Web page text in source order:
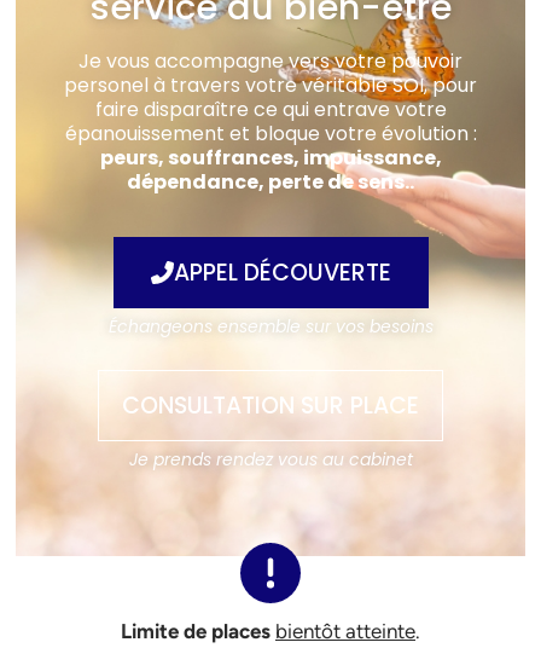
Je vous accompagne vers votre pouvoir
personel à travers votre véritable SOI, pour
faire disparaître ce qui entrave votre
épanouissement et bloque votre évolution :
peurs, souffrances, impuissance,
dépendance, perte de sens..
APPEL DÉCOUVERTE
Échangeons ensemble sur vos besoins
CONSULTATION SUR PLACE
Je prends rendez vous au cabinet
Limite de places bientôt atteinte.